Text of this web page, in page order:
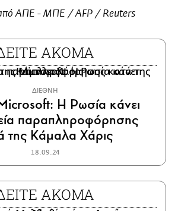
ΑΠΕ - ΜΠΕ / AFP / Reuters
ΑΚΟΜΑ
ΔΙΕΘΝΗ
Η Ρωσία κάνει
παραπληροφόρησης
της Κάμαλα Χάρις
18.09.24
ΑΚΟΜΑ